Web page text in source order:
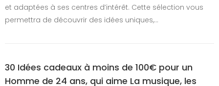
et adaptées à ses centres d’intérêt. Cette sélection vous
permettra de découvrir des idées uniques,…
30 Idées cadeaux à moins de 100€ pour un
Homme de 24 ans, qui aime La musique, les